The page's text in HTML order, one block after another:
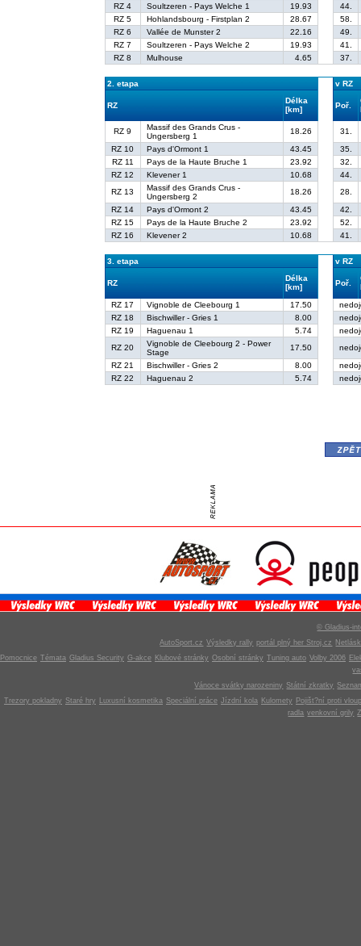
RZ 4
Soultzeren - Pays Welche 1 19.93
44.
RZ 5
Hohlandsbourg - Firstplan 2 28.67
58.
RZ 6
Vallée de Munster 2 22.16
49.
RZ 7
Soultzeren - Pays Welche 2 19.93
41.
RZ 8
Mulhouse 4.65 37.
2. etapa v RZ
RZ
Délka
[km]
Poř.
RZ 9
Massif des Grands Crus -
Ungersberg 1
18.26
31.
RZ 10
Pays d'Ormont 1 43.45
35.
RZ 11
Pays de la Haute Bruche 1 23.92
32.
RZ 12
Klevener 1 10.68
44.
RZ 13
Massif des Grands Crus -
Ungersberg 2
18.26
28.
RZ 14
Pays d'Ormont 2 43.45
42.
RZ 15
Pays de la Haute Bruche 2 23.92
52.
RZ 16
Klevener 2 10.68 41.
3. etapa v RZ
RZ
Délka
[km]
Poř.
RZ 17
Vignoble de Cleebourg 1 17.50
RZ 18
Bischwiller - Gries 1 8.00
RZ 19
Haguenau 1 5.74
RZ 20
Vignoble de Cleebourg 2 - Power
Stage
17.50
RZ 21
Bischwiller - Gries 2 8.00
RZ 22
Haguenau 2 5.74
© Gladius-
AutoSport.cz Výsledky rally portál plný her Stroj.cz
Pomocnice Témata Gladius Security G-akce Klubové stránky Osobní stránky Tuning auto Volby 2006
Vánoce svátky narozeniny Státní zkratky
Trezory pokladny Staré hry Luxusní kosmetika Speciální práce Jízdní kola Kulomety
Pojišt?ní proti
radla venkovní grily